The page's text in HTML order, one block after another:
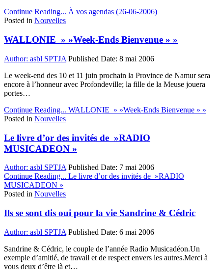
Continue Reading... À vos agendas (26-06-2006)
Posted in Nouvelles
WALLONIE » »Week-Ends Bienvenue » »
Author: asbl SPTJA Published Date: 8 mai 2006
Le week-end des 10 et 11 juin prochain la Province de Namur sera
encore à l’honneur avec Profondeville; la fille de la Meuse jouera
portes…
Continue Reading... WALLONIE » »Week-Ends Bienvenue » »
Posted in Nouvelles
Le livre d’or des invités de »RADIO
MUSICADEON »
Author: asbl SPTJA Published Date: 7 mai 2006
Continue Reading... Le livre d’or des invités de »RADIO
MUSICADEON »
Posted in Nouvelles
Ils se sont dis oui pour la vie Sandrine & Cédric
Author: asbl SPTJA Published Date: 6 mai 2006
Sandrine & Cédric, le couple de l’année Radio Musicadéon.Un
exemple d’amitié, de travail et de respect envers les autres.Merci à
vous deux d’être là et…